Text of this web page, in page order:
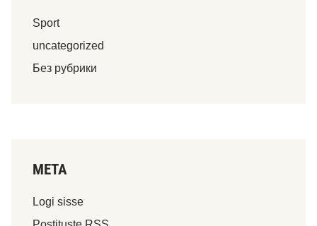
Sport
uncategorized
Без рубрики
META
Logi sisse